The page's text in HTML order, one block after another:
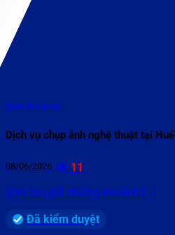
Rate this post
Dịch vụ chụp ảnh nghệ thuật tại Huế
08/06/2026
11
Việc lưu giữ những khoảnh [...]
Đã kiểm duyệt